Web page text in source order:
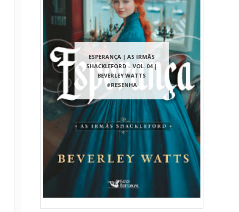
ESPERANÇA | AS IRMÃS
SHACKLEFORD – VOL. 04 |
BEVERLEY WATTS
#RESENHA